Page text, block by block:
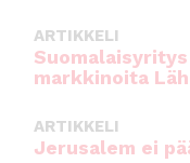
ARTIKKELI
markkinoita
ARTIKKELI
Jerusalem ei